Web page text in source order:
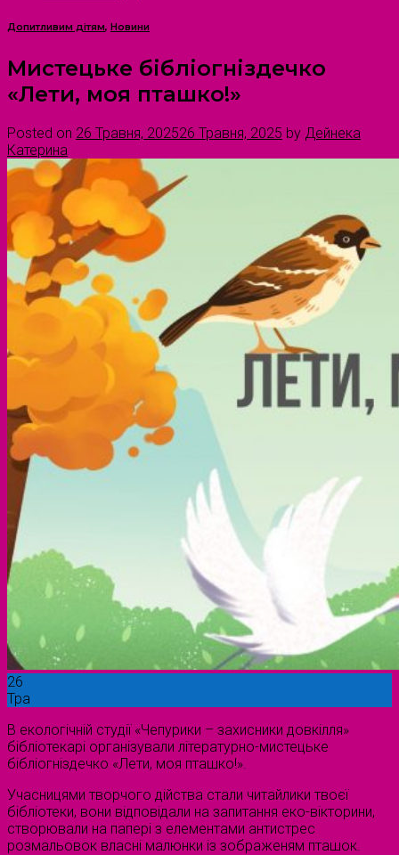
Допитливим дітям, Новини
Мистецьке бібліогніздечко
«Лети, моя пташко!»
Posted on 26 Травня, 202526 Травня, 2025 by Дейнека
Катерина
26
Тра
В екологічній студії «Чепурики – захисники довкілля»
бібліотекарі організували літературно-мистецьке
бібліогніздечко «Лети, моя пташко!».
Учасницями творчого дійства стали читайлики твоєї
бібліотеки, вони відповідали на запитання еко-вікторини,
створювали на папері з елементами антистрес
розмальовок власні малюнки із зображеням пташок.